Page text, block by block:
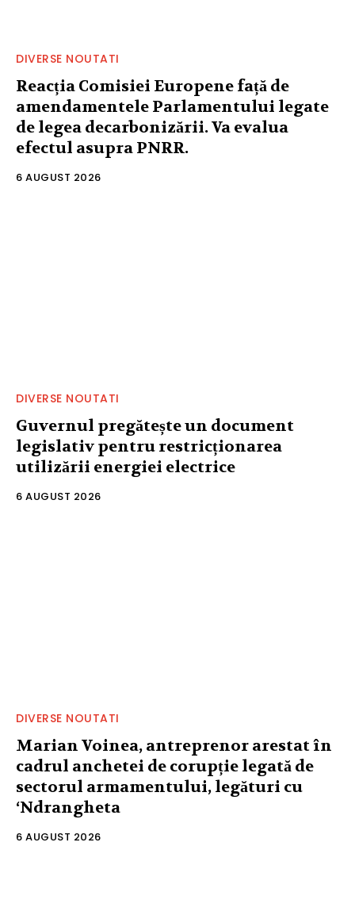
DIVERSE NOUTATI
Reacția Comisiei Europene față de
amendamentele Parlamentului legate
de legea decarbonizării. Va evalua
efectul asupra PNRR.
6 AUGUST 2026
DIVERSE NOUTATI
Guvernul pregătește un document
legislativ pentru restricționarea
utilizării energiei electrice
6 AUGUST 2026
DIVERSE NOUTATI
Marian Voinea, antreprenor arestat în
cadrul anchetei de corupție legată de
sectorul armamentului, legături cu
‘Ndrangheta
6 AUGUST 2026